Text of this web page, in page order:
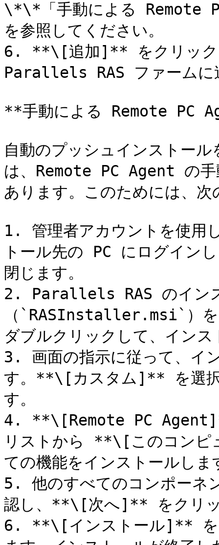
\*\*「手動による Remote
を参照してください。
6. **\[追加]** をクリック
Parallels RAS ファームに
**手動による Remote PC
自動のプッシュインストー
は、Remote PC Agent の手
あります。このためには、次
1. 管理者アカウントを使用
トール先の PC にログイン
閉じます。
2. Parallels RAS のイン
（`RASInstaller.msi`）を
ダブルクリックして、イン
3. 画面の指示に従って、イ
す。**\[カスタム]** を選
す。
4. **\[Remote PC
リストから **\[このコンピ
ての機能をインストールし
5. 他のすべてのコンポーネ
認し、**\[次へ]** をクリッ
6. **\[インストール]** を